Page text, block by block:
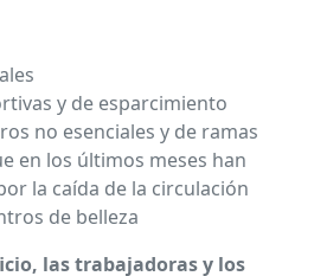
y de esparcimiento
no esenciales y de ramas
en los últimos meses han
la caída de la circulación
de belleza
las trabajadoras y los